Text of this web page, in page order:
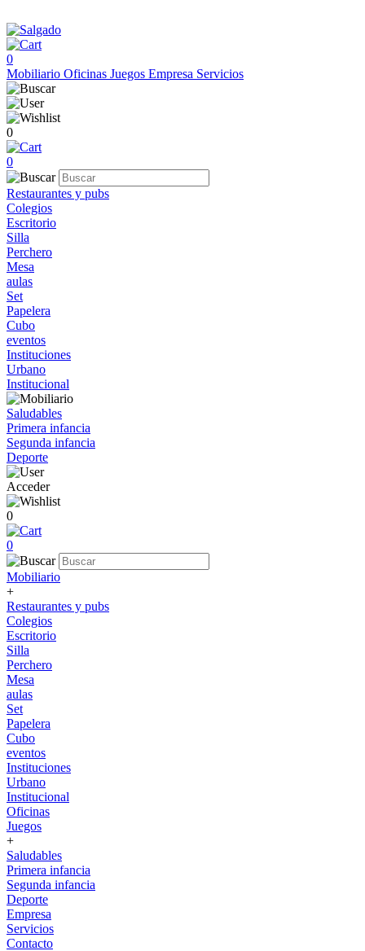
0
Mobiliario Oficinas Juegos Empresa Servicios
0
0
Restaurantes y pubs
Colegios
Escritorio
Silla
Perchero
Mesa
aulas
Set
Papelera
Cubo
eventos
Instituciones
Urbano
Institucional
Saludables
Primera infancia
Segunda infancia
Deporte
Acceder
0
0
Mobiliario
+
Restaurantes y pubs
Colegios
Escritorio
Silla
Perchero
Mesa
aulas
Set
Papelera
Cubo
eventos
Instituciones
Urbano
Institucional
Oficinas
Juegos
+
Saludables
Primera infancia
Segunda infancia
Deporte
Empresa
Servicios
Contacto